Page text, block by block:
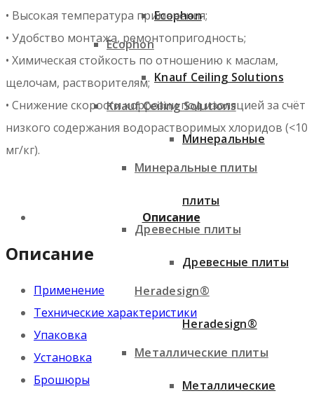
Ecophon
Knauf Ceiling Solutions
Минеральные плиты
Древесные плиты
Heradesign®
Металлические плиты
Ecophon
Knauf Ceiling Solutions
Минеральные
плиты
Древесные плиты
Heradesign®
Металлические
• Высокая температура применения;
• Удобство монтажа, ремонтопригодность;
• Химическая стойкость по отношению к маслам,
щелочам, растворителям;
• Снижение скорости коррозии под изоляцией за счёт
низкого содержания водорастворимых хлоридов (<10
мг/кг).
Описание
Описание
Применение
Технические характеристики
Упаковка
Установка
Брошюры